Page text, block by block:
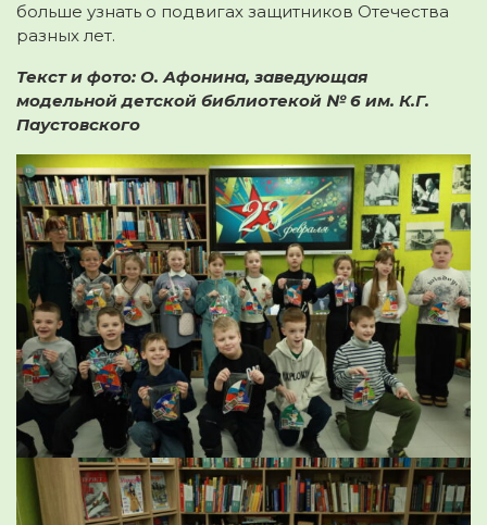
больше узнать о подвигах защитников Отечества
разных лет.
Текст и фото: О. Афонина, заведующая
модельной детской библиотекой № 6 им. К.Г.
Паустовского